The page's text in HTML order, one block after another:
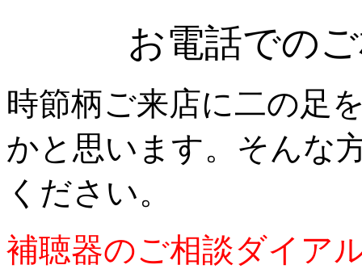
お電話での
時節柄ご来店に二の足
かと思います。そんな
ください。
補聴器のご相談ダイア